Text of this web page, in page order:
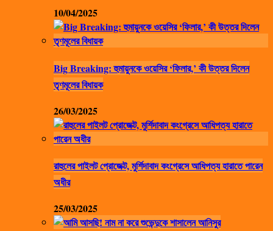
10/04/2025
Big Breaking: হুমায়ুনকে ওয়েসির ‘ফিলার,’ কী উত্তর দিলেন
তৃণমূলের বিধায়ক
26/03/2025
রাহুলের পাইলট প্রোজেক্ট, মুর্শিদাবাদ কংগ্রেসে আধিপত্য হারাতে পারেন
অধীর
25/03/2025